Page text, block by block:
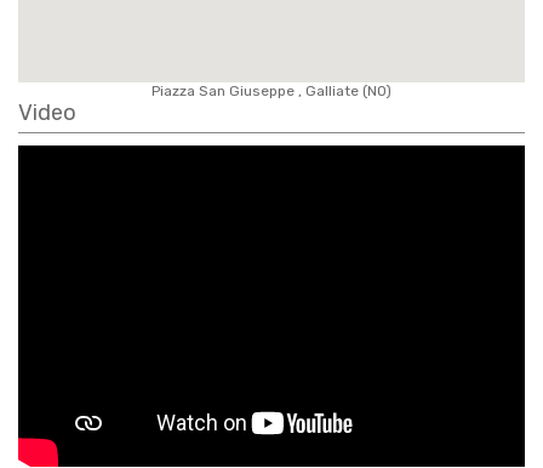
Piazza San Giuseppe , Galliate (NO)
Video